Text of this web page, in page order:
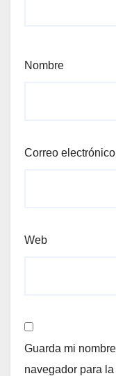
Nombre
Correo electrónico
Web
Guarda mi
navegador para